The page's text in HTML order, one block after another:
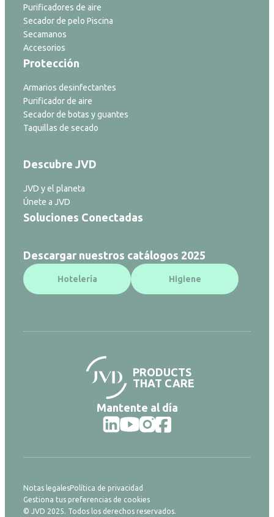
Purificadores de aire
Secador de pelo Piscina
Secamanos
Accesorios
Protección
Armarios desinfectantes
Purificador de aire
Secador de botas y guantes
Taquillas de secado
Descubre JVD
JVD y el planeta
Únete a JVD
Soluciones Conectadas
Descargar nuestros catálogos 2025
Hotelería Higiene
PRODUCTS
THAT CARE
Mantente al día
Notas legalesPolítica de privacidad
Gestiona tus preferencias de cookies
© JVD 2025. Todos los derechos reservados.